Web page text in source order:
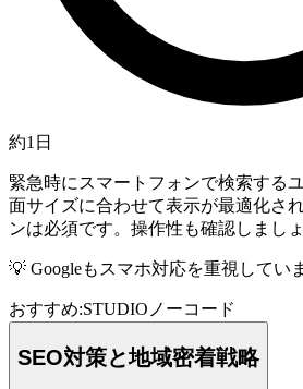
約1日
緊急時にスマートフォンで検索する
面サイズに合わせて表示が最適化さ
ンは必須です。操作性も確認しましょ
💡 Googleもスマホ対応を重視してい
おすすめ:STUDIO ノーコード
SEO対策と地域密着戦略